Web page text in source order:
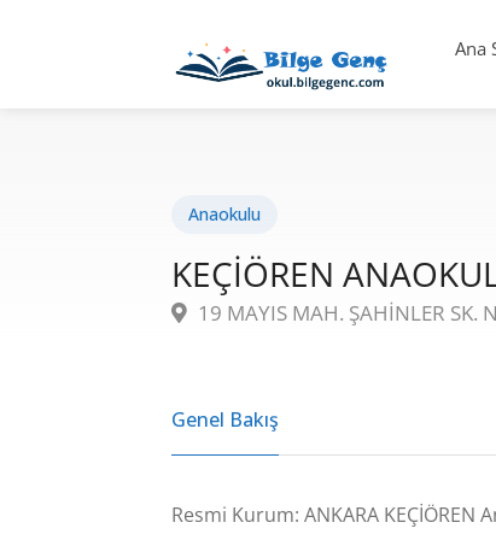
Ana
Anaokulu
KEÇİÖREN
19 MAYIS MAH. ŞAHİNLER SK.
Genel Bakış
Resmi Kurum: ANKARA KEÇİÖREN